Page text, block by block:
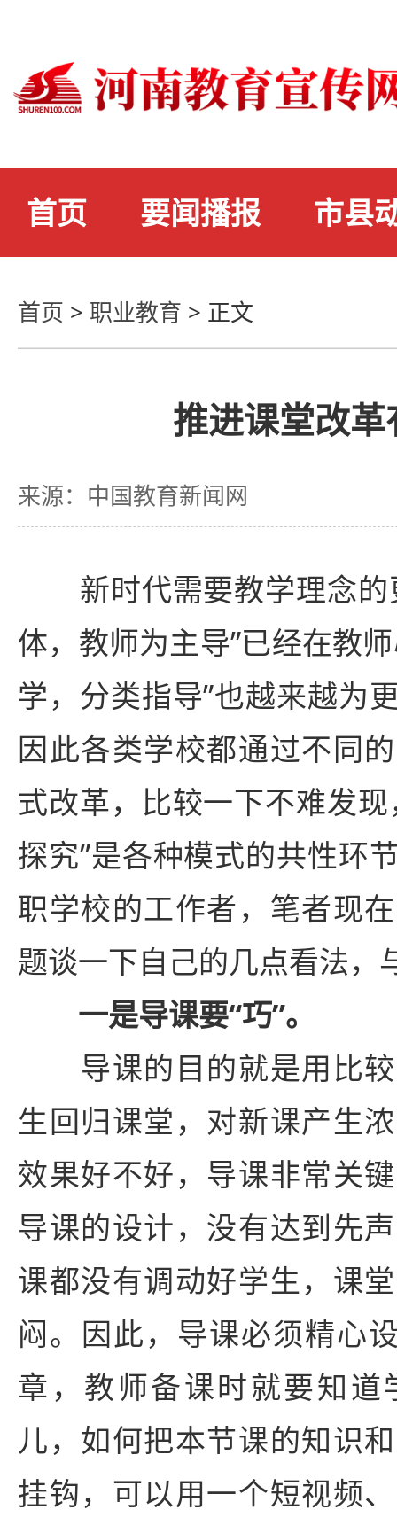
首页 要闻播报 市县
首页 > 职业教育 > 正文
推进课堂改
来源：中国教育新闻网
新时代需要教学理念的
体，教师为主导”已经在教
学，分类指导”也越来越为
因此各类学校都通过不同
式改革，比较一下不难发
探究”是各种模式的共性环
职学校的工作者，笔者现
题谈一下自己的几点看法，
一是导课要“巧”。
导课的目的就是用比
生回归课堂，对新课产生
效果好不好，导课非常关
导课的设计，没有达到先
课都没有调动好学生，课
闷。因此，导课必须精心
章，教师备课时就要知道
儿，如何把本节课的知识
挂钩，可以用一个短视频